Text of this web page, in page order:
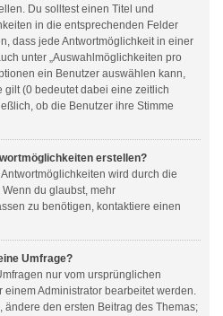
Du solltest einen Titel und
in die entsprechenden Felder
dass jede Antwortmöglichkeit in einer
unter „Auswahlmöglichkeiten pro
ein Benutzer auswählen kann,
gilt (0 bedeutet dabei eine zeitlich
ob die Benutzer ihre Stimme
erstellen?
wird durch die
du glaubst, mehr
zu benötigen, kontaktiere einen
Umfrage?
nur vom ursprünglichen
einem Administrator bearbeitet werden.
ändere den ersten Beitrag des Themas;